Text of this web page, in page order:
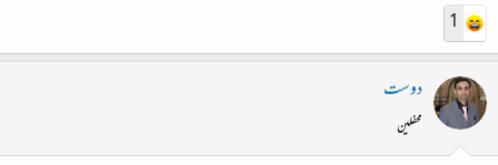
1
دوست
محفلین